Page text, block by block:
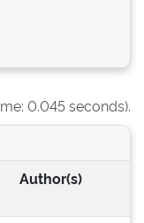
0.045 seconds).
Author(s)